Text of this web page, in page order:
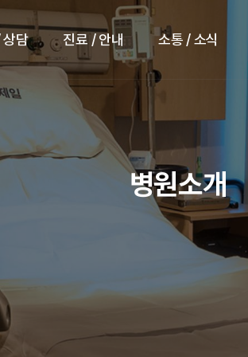
상담 진료 / 안내 소통 / 소식
병원소개